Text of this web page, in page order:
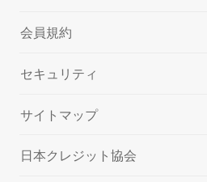
会員規約
セキュリティ
サイトマップ
日本クレジット協会